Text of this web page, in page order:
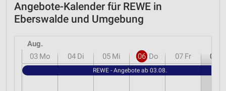
Angebote-Kalender für REWE in
Eberswalde und Umgebung
Aug.
03 Mo 04 Di 05 Mi 06 Do 07 Fr 08
REWE - Angebote ab 03.08.